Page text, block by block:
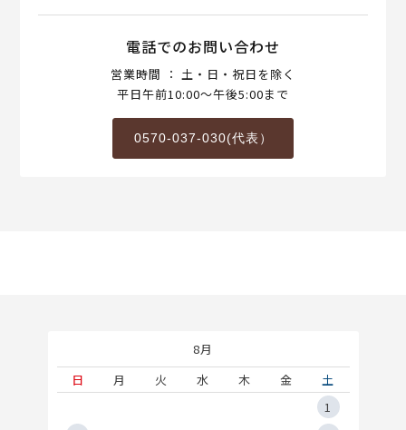
電話でのお問い合わせ
営業時間 ： 土・日・祝日を除く
平日午前10:00～午後5:00まで
0570-037-030(代表）
8月
日
月 火 水 木 金
土
1